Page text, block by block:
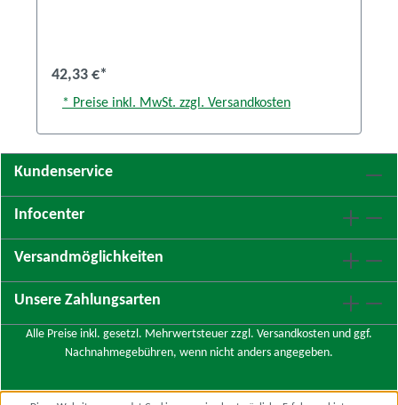
42,33 €*
* Preise inkl. MwSt. zzgl. Versandkosten
Kundenservice
Infocenter
Versandmöglichkeiten
Unsere Zahlungsarten
Alle Preise inkl. gesetzl. Mehrwertsteuer zzgl. Versandkosten und ggf.
Nachnahmegebühren, wenn nicht anders angegeben.